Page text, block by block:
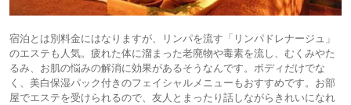
宿泊とは別料金にはなりますが、リンパを流す「リンパドレナージュ」
のエステも人気。疲れた体に溜まった老廃物や毒素を流し、むくみやた
るみ、お肌の悩みの解消に効果があるそうなんです。ボディだけでな
く、美白保湿パック付きのフェイシャルメニューもおすすめです。お部
屋でエステを受けられるので、友人とまったり話しながらきれいになれ